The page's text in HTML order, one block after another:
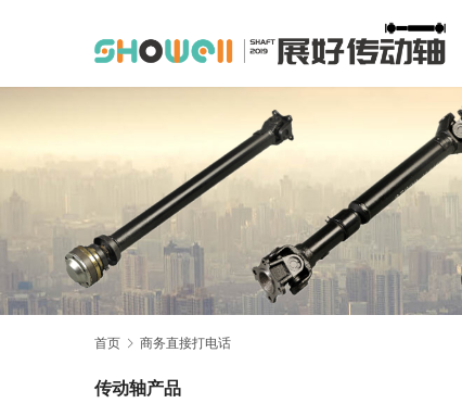
首页 商务直接打电话
传动轴产品